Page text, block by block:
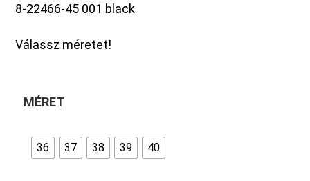
8-22466-45 001 black
Válassz méretet!
MÉRET
36 37 38 39 40